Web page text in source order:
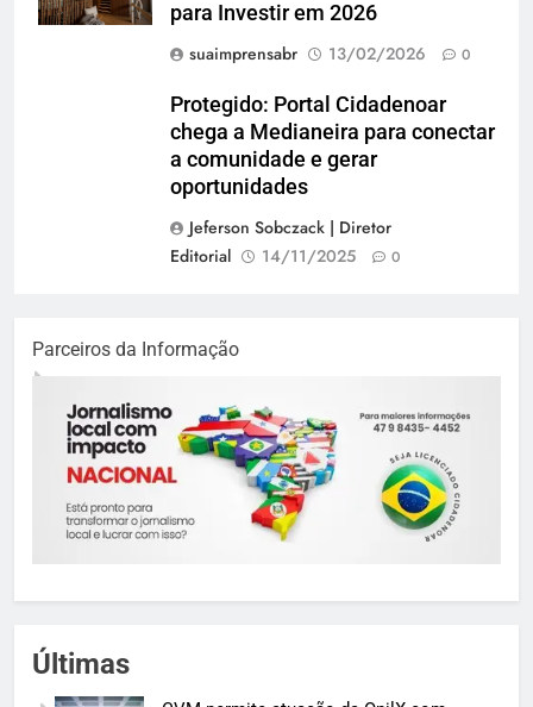
para Investir em 2026
suaimprensabr
13/02/2026 0
Protegido: Portal Cidadenoar
chega a Medianeira para conectar
a comunidade e gerar
oportunidades
Jeferson Sobczack | Diretor
Editorial
14/11/2025 0
Parceiros da Informação
Últimas